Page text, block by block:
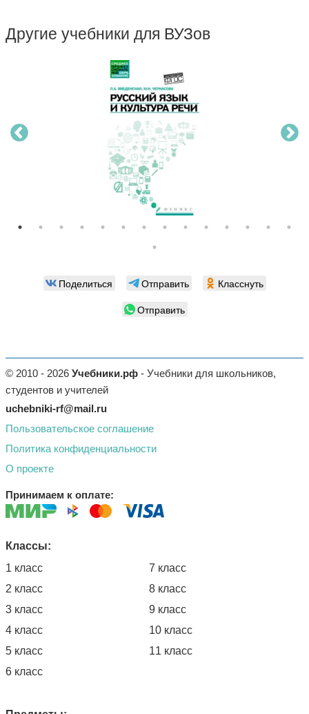
Другие учебники для ВУЗов
Поделиться Отправить
Класснуть
Отправить
© 2010 - 2026 Учебники.рф - Учебники для школьников,
студентов и учителей
uchebniki-rf@mail.ru
Пользовательское соглашение
Политика конфиденциальности
О проекте
Принимаем к оплате:
Классы:
1 класс
2 класс
3 класс
4 класс
5 класс
6 класс
7 класс
8 класс
9 класс
10 класс
11 класс